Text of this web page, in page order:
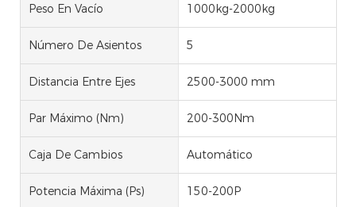
Peso En Vacío 1000kg-2000kg
Número De Asientos 5
Distancia Entre Ejes 2500-3000 mm
Par Máximo (Nm) 200-300Nm
Caja De Cambios Automático
Potencia Máxima (Ps) 150-200P